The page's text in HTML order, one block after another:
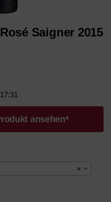
Saigner 2015
ansehen*
×